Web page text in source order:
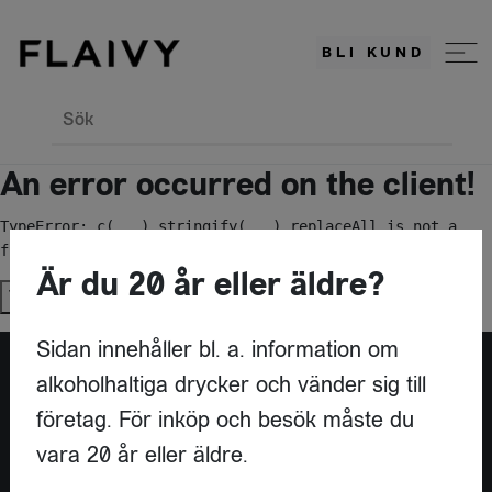
BLI KUND
Sök
An error occurred on the client!
TypeError: c(...).stringify(...).replaceAll is not a
function
Try again
Är du leverantör?
Är du 20 år eller äldre?
Sidan innehåller bl. a. information om
alkoholhaltiga drycker och vänder sig till
företag. För inköp och besök måste du
vara 20 år eller äldre.